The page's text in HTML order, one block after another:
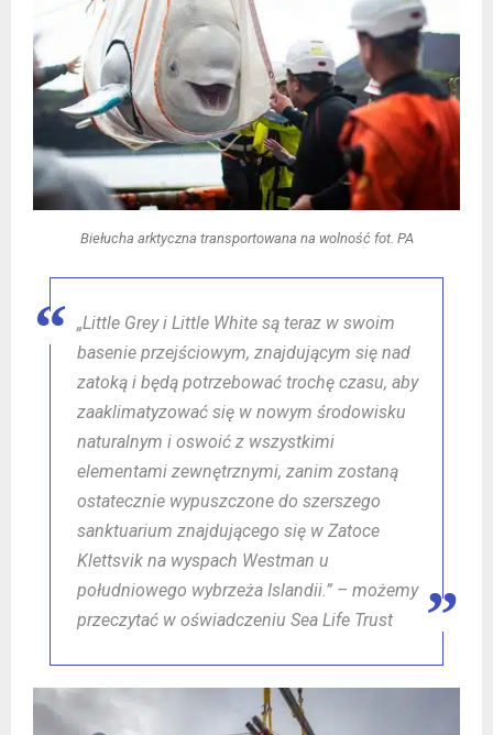
Biełucha arktyczna transportowana na wolność fot. PA
„Little Grey i Little White są teraz w swoim
basenie przejściowym, znajdującym się nad
zatoką i będą potrzebować trochę czasu, aby
zaaklimatyzować się w nowym środowisku
naturalnym i oswoić z wszystkimi
elementami zewnętrznymi, zanim zostaną
ostatecznie wypuszczone do szerszego
sanktuarium znajdującego się w Zatoce
Klettsvik na wyspach Westman u
południowego wybrzeża Islandii.” – możemy
przeczytać w oświadczeniu Sea Life Trust